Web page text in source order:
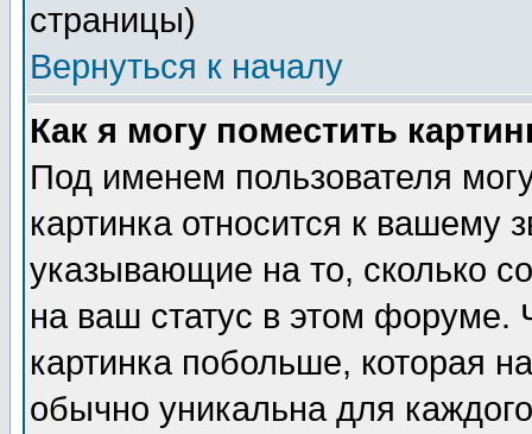
страницы)
Вернуться к началу
Как я могу поместить
Под именем пользователя
картинка относится к вашему
указывающие на то, сколько
на ваш статус в этом форуме.
картинка побольше, которая
обычно уникальна для